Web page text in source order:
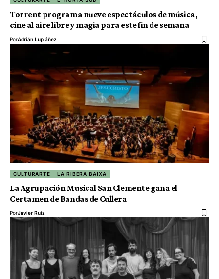
Torrent programa nueve espectáculos de música,
cine al aire libre y magia para este fin de semana
PorAdrián Lupiáñez
CULTURARTE LA RIBERA BAIXA
La Agrupación Musical San Clemente gana el
Certamen de Bandas de Cullera
PorJavier Ruiz